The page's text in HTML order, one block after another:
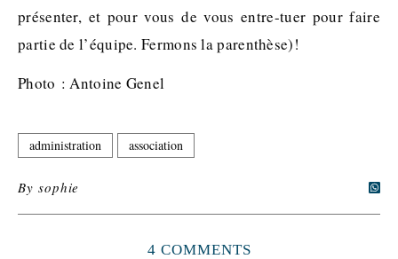
présenter, et pour vous de vous entre-tuer pour faire
partie de l’équipe. Fermons la parenthèse)!
Photo : Antoine Genel
administration association
Bysophie
4 COMMENTS